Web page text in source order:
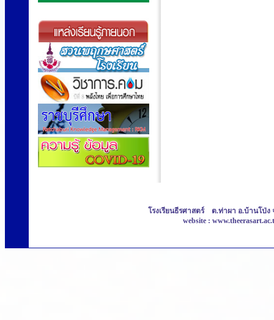
โรงเรียนธีรศาสตร์ ต.ท่าผา อ.บ้านโป่ง
website :